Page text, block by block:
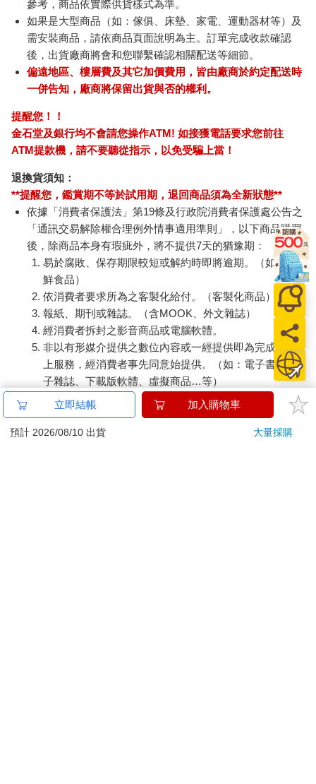
參考，商品依實際供貨樣式為準。
如果是大型商品（如：傢俱、床墊、家電、運動器材等）及
需安裝商品，請依商品頁面說明為主。訂單完成收款確認
後，出貨廠商將會和您聯繫確認相關配送等細節。
偏遠地區、樓層費及其它加價費用，皆由廠商於約定配送時
一併告知，廠商將保留出貨與否的權利。
提醒您！！
金石堂及銀行均不會請您操作ATM! 如接獲電話要求您前往
ATM提款機，請不要聽從指示，以免受騙上當！
退換貨須知：
**提醒您，鑑賞期不等於試用期，退回商品須為全新狀態**
依據「消費者保護法」第19條及行政院消費者保護處公告之
「通訊交易解除權合理例外情事適用準則」，以下商品購買
後，除商品本身有瑕疵外，將不提供7天的猶豫期：
易於腐敗、保存期限較短或解約時即將逾期。（如：生
鮮食品）
依消費者要求所為之客製化給付。（客製化商品）
報紙、期刊或雜誌。（含MOOK、外文雜誌）
經消費者拆封之影音商品或電腦軟體。
非以有形媒介提供之數位內容或一經提供即為完成之線
上服務，經消費者事先同意始提供。（如：電子書、電
子雜誌、下載版軟體、虛擬商品…等）
已拆封之個人衛生用品。（如：內衣褲、刮鬍刀、除毛
刀…等）
若非上列種類商品，均享有到貨7天的猶豫期（含例假
立即結帳 加入購物車
預計 2026/08/10 出貨 大量採購